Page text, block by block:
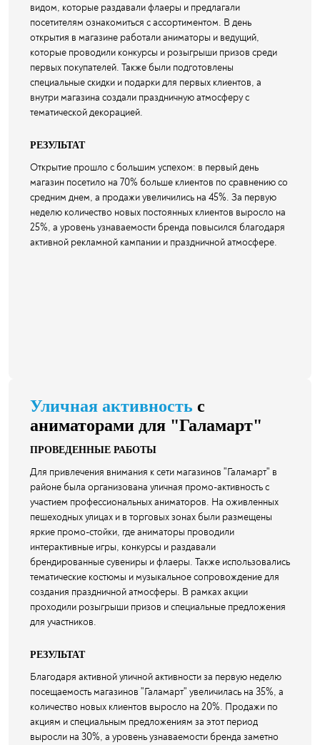
видом, которые раздавали флаеры и предлагали
посетителям ознакомиться с ассортиментом. В день
открытия в магазине работали аниматоры и ведущий,
которые проводили конкурсы и розыгрыши призов среди
первых покупателей. Также были подготовлены
специальные скидки и подарки для первых клиентов, а
внутри магазина создали праздничную атмосферу с
тематической декорацией.
РЕЗУЛЬТАТ
Открытие прошло с большим успехом: в первый день
магазин посетило на 70% больше клиентов по сравнению со
средним днем, а продажи увеличились на 45%. За первую
неделю количество новых постоянных клиентов выросло на
25%, а уровень узнаваемости бренда повысился благодаря
активной рекламной кампании и праздничной атмосфере.
Уличная активность с
аниматорами для "Галамарт"
ПРОВЕДЕННЫЕ РАБОТЫ
Для привлечения внимания к сети магазинов "Галамарт" в
районе была организована уличная промо-активность с
участием профессиональных аниматоров. На оживленных
пешеходных улицах и в торговых зонах были размещены
яркие промо-стойки, где аниматоры проводили
интерактивные игры, конкурсы и раздавали
брендированные сувениры и флаеры. Также использовались
тематические костюмы и музыкальное сопровождение для
создания праздничной атмосферы. В рамках акции
проходили розыгрыши призов и специальные предложения
для участников.
РЕЗУЛЬТАТ
Благодаря активной уличной активности за первую неделю
посещаемость магазинов "Галамарт" увеличилась на 35%, а
количество новых клиентов выросло на 20%. Продажи по
акциям и специальным предложениям за этот период
выросли на 30%, а уровень узнаваемости бренда заметно